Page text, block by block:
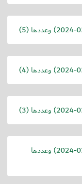
2024-) وعددها (5)
2024-) وعددها (4)
2024-) وعددها (3)
2024-) وعددها